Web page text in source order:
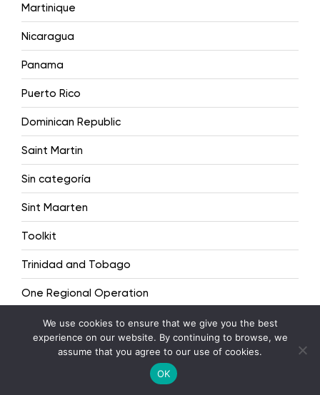
Martinique
Nicaragua
Panama
Puerto Rico
Dominican Republic
Saint Martin
Sin categoría
Sint Maarten
Toolkit
Trinidad and Tobago
One Regional Operation
Videos
Webinar Spanish
We use cookies to ensure that we give you the best
experience on our website. By continuing to browse, we
assume that you agree to our use of cookies.
OK